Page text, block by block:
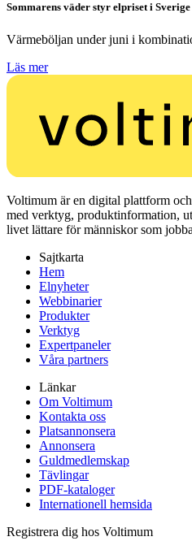
Sommarens väder styr elpriset i Sverige
Värmeböljan under juni i
Läs mer
Voltimum är en digital plattform
med verktyg, produktinformation,
livet lättare för människor som
Sajtkarta
Hem
Elnyheter
Webbinarier
Produkter
Verktyg
Expertpaneler
Våra partners
Länkar
Om Voltimum
Kontakta oss
Platsannonsera
Annonsera
Guldmedlemskap
Tävlingar
PDF-kataloger
Internationell hemsida
Registrera dig hos Voltimum